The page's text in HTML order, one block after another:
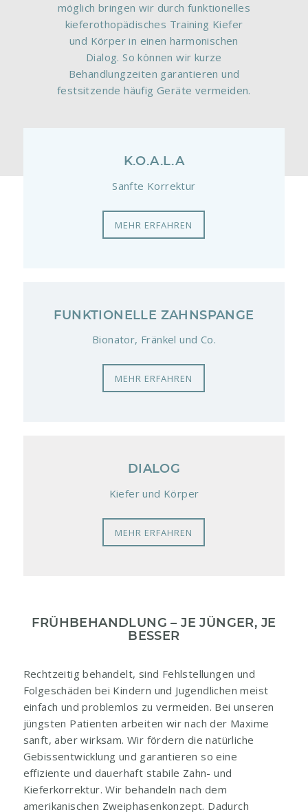
möglich bringen wir durch funktionelles
kieferothopädisches Training Kiefer
und Körper in einen harmonischen
Dialog. So können wir kurze
Behandlungzeiten garantieren und
festsitzende häufig Geräte vermeiden.
K.O.A.L.A
Sanfte Korrektur
MEHR ERFAHREN
FUNKTIONELLE ZAHNSPANGE
Bionator, Fränkel und Co.
MEHR ERFAHREN
DIALOG
Kiefer und Körper
MEHR ERFAHREN
FRÜHBEHANDLUNG – JE JÜNGER, JE
BESSER
Rechtzeitig behandelt, sind Fehlstellungen und
Folgeschäden bei Kindern und Jugendlichen meist
einfach und problemlos zu vermeiden. Bei unseren
jüngsten Patienten arbeiten wir nach der Maxime
sanft, aber wirksam. Wir fördern die natürliche
Gebissentwicklung und garantieren so eine
effiziente und dauerhaft stabile Zahn- und
Kieferkorrektur. Wir behandeln nach dem
amerikanischen Zweiphasenkonzept. Dadurch